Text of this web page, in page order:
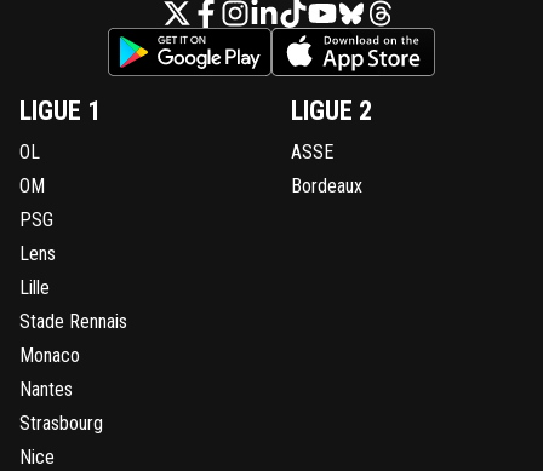
LIGUE 1
OL
OM
PSG
Lens
Lille
Stade Rennais
Monaco
Nantes
Strasbourg
Nice
LIGUE 2
ASSE
Bordeaux